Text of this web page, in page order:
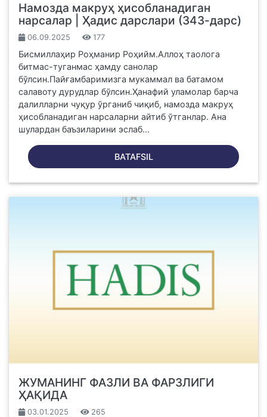
Намозда макруҳ ҳисобланадиган
нарсалар | Ҳадис дарслари (343-дарс)
06.09.2025 177
Бисмиллаҳир Роҳманир Роҳийм.Аллоҳ таолога
битмас-туганмас ҳамду санолар
бўлсин.Пайғамбаримизга мукаммал ва батамом
салавоту дурудлар бўлсин.Ҳанафий уламолар барча
далилларни чуқур ўрганиб чиқиб, намозда макруҳ
ҳисобланадиган нарсаларни айтиб ўтганлар. Ана
шулардан баъзиларини эслаб...
BATAFSIL
ЖУМАНИНГ ФАЗЛИ ВА ФАРЗЛИГИ
ҲАҚИДА
03.01.2025 265